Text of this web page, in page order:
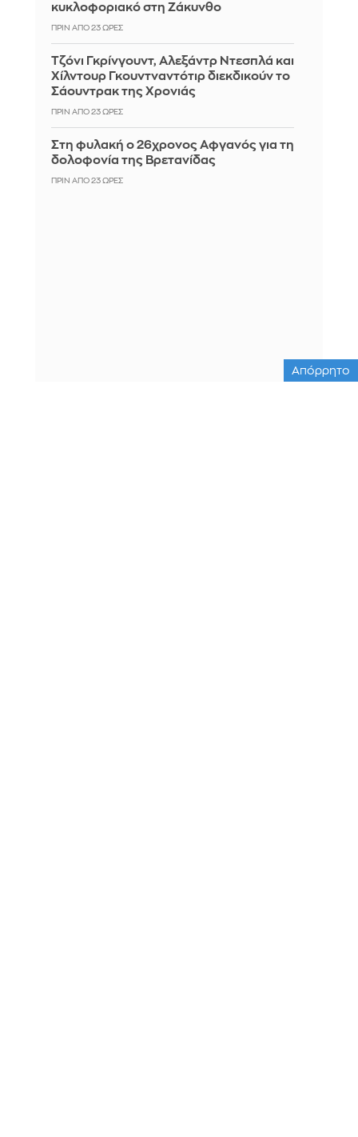
κυκλοφοριακό στη Ζάκυνθο
ΠΡΙΝ ΑΠΌ 23 ΏΡΕΣ
Τζόνι Γκρίνγουντ, Αλεξάντρ Ντεσπλά και
Χίλντουρ Γκουντναντότιρ διεκδικούν το
Σάουντρακ της Χρονιάς
ΠΡΙΝ ΑΠΌ 23 ΏΡΕΣ
Στη φυλακή ο 26χρονος Αφγανός για τη
δολοφονία της Βρετανίδας
ΠΡΙΝ ΑΠΌ 23 ΏΡΕΣ
Απόρρητο